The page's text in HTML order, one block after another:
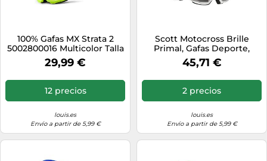
100% Gafas MX Strata 2
5002800016 Multicolor Talla
única
29,99 €
12 precios
louis.es
Envío a partir de 5,99 €
Scott Motocross Brille
Primal, Gafas Deporte,
Weiß, 278597
45,71 €
2 precios
louis.es
Envío a partir de 5,99 €